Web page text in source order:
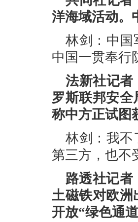
洋海域活动。
林剑：中国
中国一贯奉行
法新社记者
罗斯联邦安
称中方正试图
林剑：我不
第三方，也不
路透社记者
土磁铁对欧洲
开放“绿色通